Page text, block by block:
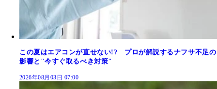
この夏はエアコンが直せない!? プロが解説するナフサ不足の
影響と"今すぐ取るべき対策"
2026年08月03日 07:00